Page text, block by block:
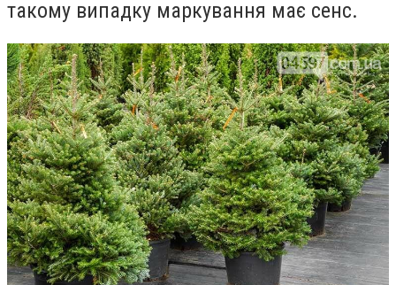
такому випадку маркування має сенс.